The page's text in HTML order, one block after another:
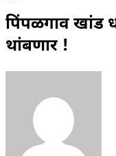
पिंपळगाव खांड
थांबणार !